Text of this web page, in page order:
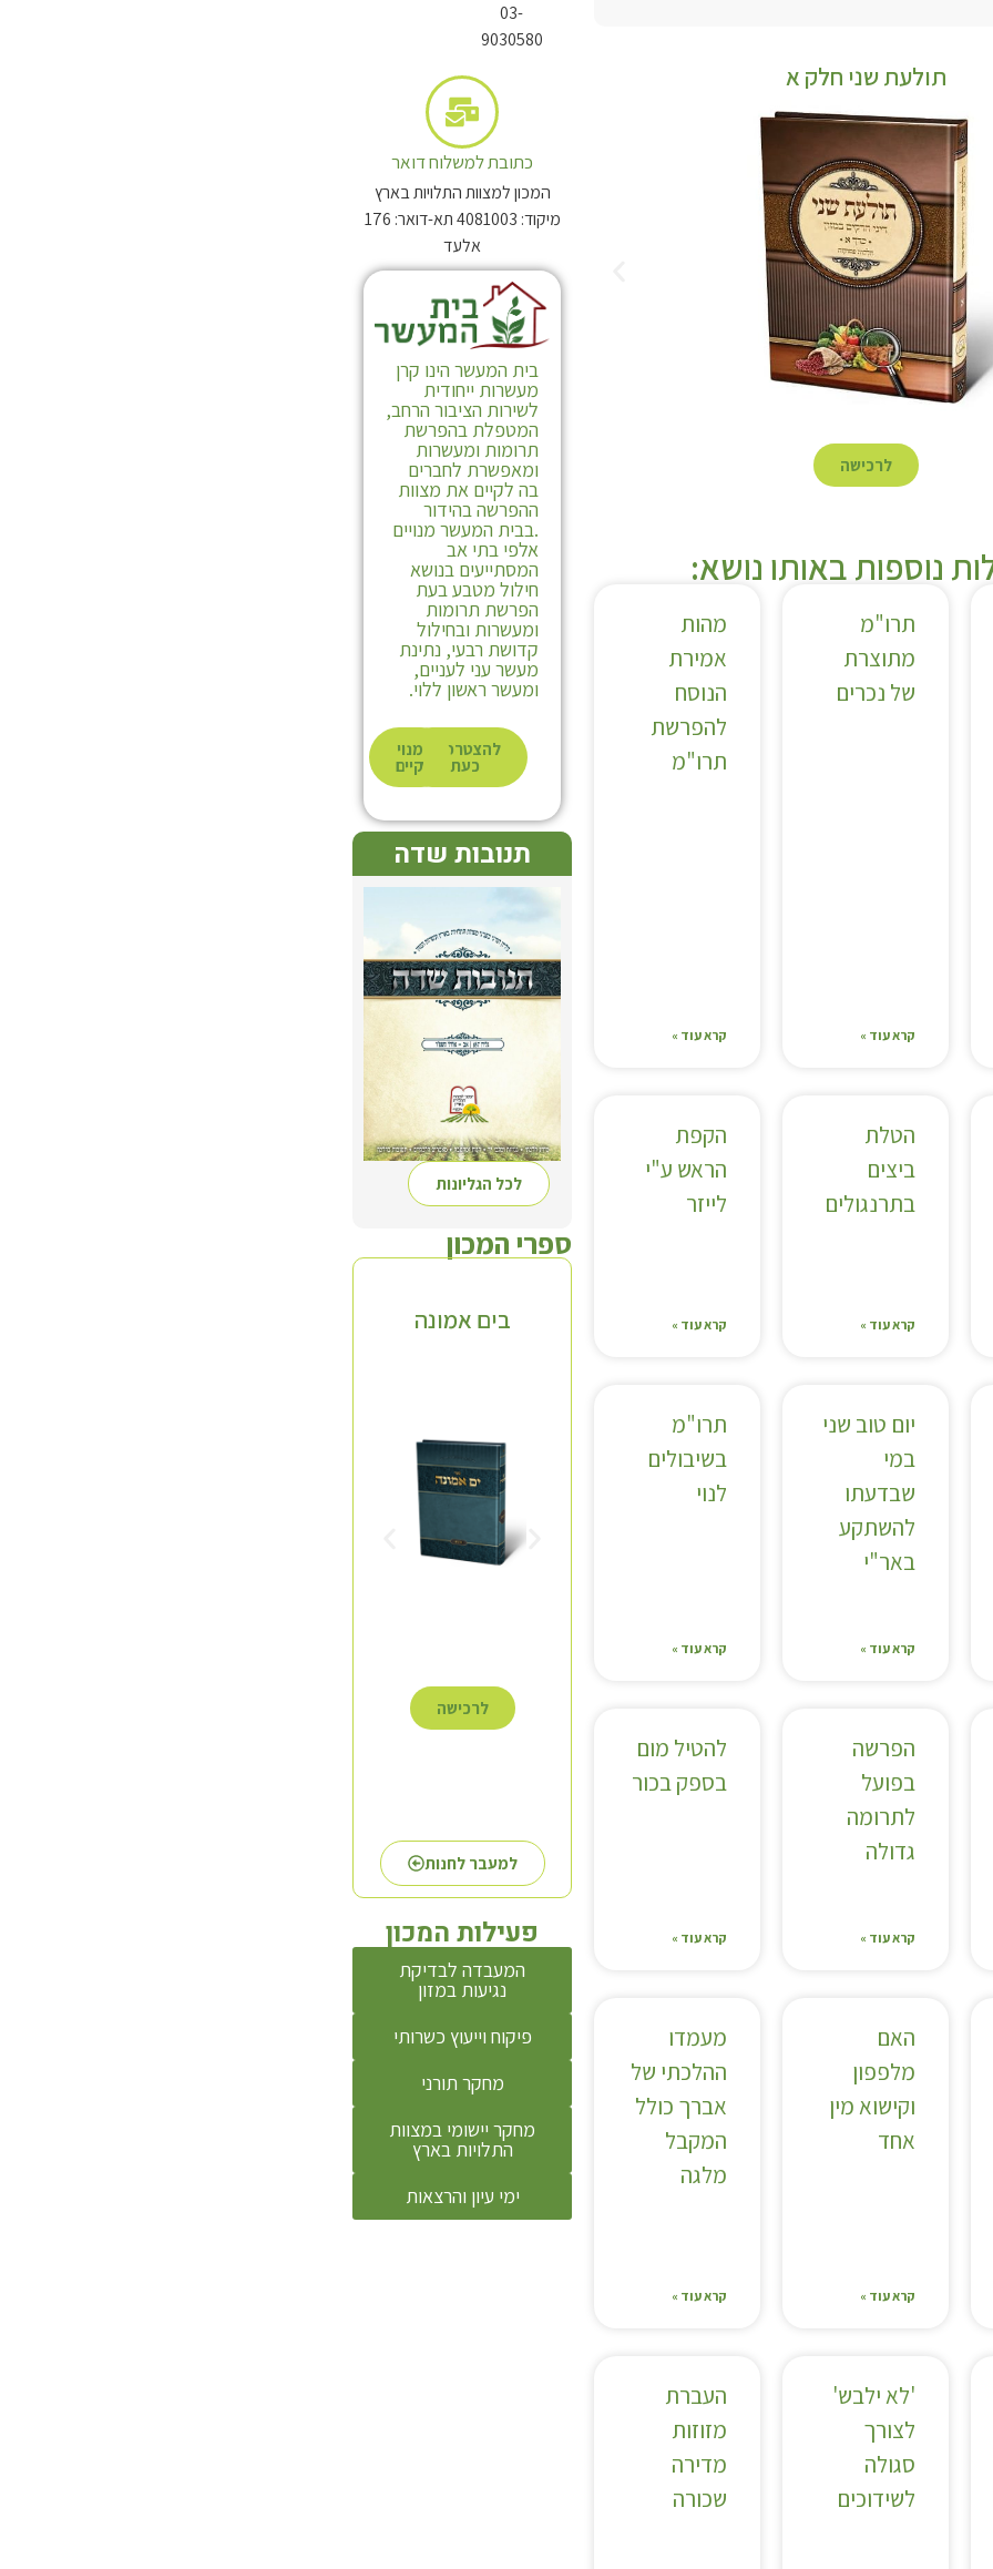
תולעת שני חלק א
לרכישה
נוספות באותו נושא:
תרו"מ
מתוצרת
של נכרים
קרא עוד »
מהות
אמירת
הנוסח
להפרשת
תרו"מ
קרא עוד »
הטלת
ביצים
בתרנגולים
קרא עוד »
הקפת
הראש ע"י
לייזר
קרא עוד »
יום טוב שני
במי
שבדעתו
להשתקע
באר"י
קרא עוד »
תרו"מ
בשיבולים
לנוי
קרא עוד »
הפרשה
בפועל
לתרומה
גדולה
קרא עוד »
להטיל מום
בספק בכור
קרא עוד »
האם
מלפפון
וקישוא מין
אחד
קרא עוד »
מעמדו
ההלכתי של
אברך כולל
המקבל
מלגה
קרא עוד »
'לא ילבש'
לצורך
סגולה
לשידוכים
העברת
מזוזות
מדירה
שכורה
03-
9030580
כתובת למשלוח דואר
המכון למצוות התלויות בארץ
מיקוד: 4081003 תא-דואר: 176
אלעד
בית המעשר הינו קרן
מעשרות ייחודית
לשירות הציבור הרחב,
המטפלת בהפרשת
תרומות ומעשרות
ומאפשרת לחברים
בה לקיים את מצוות
ההפרשה בהידור
.בבית המעשר מנויים
אלפי בתי אב
המסתייעים בנושא
חילול מטבע בעת
הפרשת תרומות
ומעשרות ובחילול
קדושת רבעי, נתינת
מעשר עני לעניים,
ומעשר ראשון ללוי.
להצטרפות
כעת
מנוי
קיים
תנובות שדה
לכל הגליונות
ספרי המכון
בים אמונה
לרכישה
למעבר לחנות
פעילות המכון
המעבדה לבדיקת
נגיעות במזון
פיקוח וייעוץ כשרותי
מחקר תורני
מחקר יישומי במצוות
התלויות בארץ
ימי עיון והרצאות